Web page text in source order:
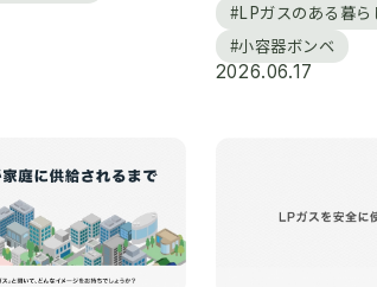
#LPガスのある暮ら
#小容器ボンベ
2026.06.17